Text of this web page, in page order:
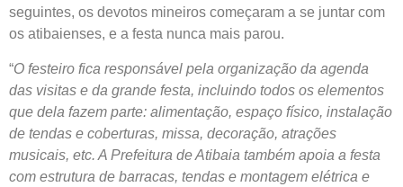
seguintes, os devotos mineiros começaram a se juntar com
os atibaienses, e a festa nunca mais parou.
“O festeiro fica responsável pela organização da agenda
das visitas e da grande festa, incluindo todos os elementos
que dela fazem parte: alimentação, espaço físico, instalação
de tendas e coberturas, missa, decoração, atrações
musicais, etc. A Prefeitura de Atibaia também apoia a festa
com estrutura de barracas, tendas e montagem elétrica e